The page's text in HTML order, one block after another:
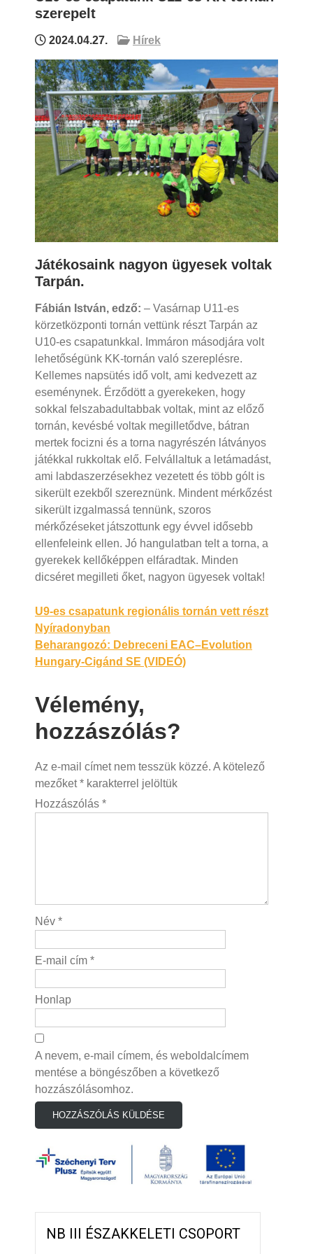
szerepelt
2024.04.27. Hírek
Játékosaink nagyon ügyesek voltak
Tarpán.
Fábián István, edző: – Vasárnap U11-es
körzetközponti tornán vettünk részt Tarpán az
U10-es csapatunkkal. Immáron másodjára volt
lehetőségünk KK-tornán való szereplésre.
Kellemes napsütés idő volt, ami kedvezett az
eseménynek. Érződött a gyerekeken, hogy
sokkal felszabadultabbak voltak, mint az előző
tornán, kevésbé voltak megilletődve, bátran
mertek focizni és a torna nagyrészén látványos
játékkal rukkoltak elő. Felvállaltuk a letámadást,
ami labdaszerzésekhez vezetett és több gólt is
sikerült ezekből szereznünk. Mindent mérkőzést
sikerült izgalmassá tennünk, szoros
mérkőzéseket játszottunk egy évvel idősebb
ellenfeleink ellen. Jó hangulatban telt a torna, a
gyerekek kellőképpen elfáradtak. Minden
dicséret megilleti őket, nagyon ügyesek voltak!
Bejegyzés
navigáció
U9-es csapatunk regionális tornán vett részt
Nyíradonyban
Beharangozó: Debreceni EAC–Evolution
Hungary-Cigánd SE (VIDEÓ)
Vélemény,
hozzászólás?
Az e-mail címet nem tesszük közzé. A kötelező
mezőket* karakterrel jelöltük
Hozzászólás *
Név *
E-mail cím *
Honlap
A nevem, e-mail címem, és weboldalcímem
mentése a böngészőben a következő
hozzászólásomhoz.
NB III ÉSZAKKELETI CSOPORT